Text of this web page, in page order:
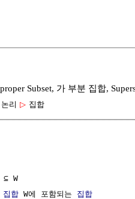
Subset, 가 부분 집합,
리 ▷ 집합
W
집합 W에 포함되는 집합